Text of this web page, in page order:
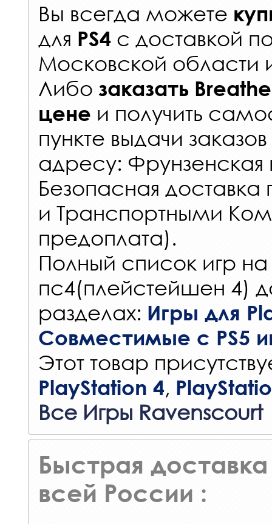
Вы всегда можете
для PS4 с доставкой
Московской области
Либо заказать
цене и получить
пункте выдачи заказов
адресу: Фрунзенская
Безопасная
и Транспортными
предоплата).
Полный список игр на
пс4(плейстейшен 4)
разделах: Игры для
Совместимые с PS5
Этот товар
PlayStation 4,
Все Игры Ravenscourt
Быстрая доставка
всей России :